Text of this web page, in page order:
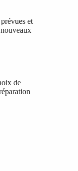
et
de